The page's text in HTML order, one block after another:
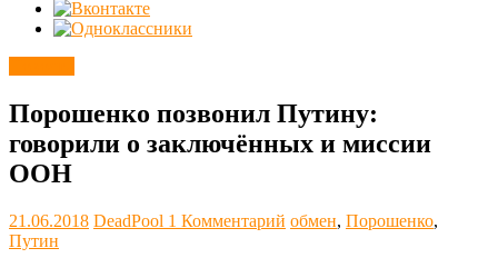
Порошенко позвонил Путину:
говорили о заключённых и миссии
ООН
21.06.2018 DeadPool 1 Комментарий обмен, Порошенко,
Путин